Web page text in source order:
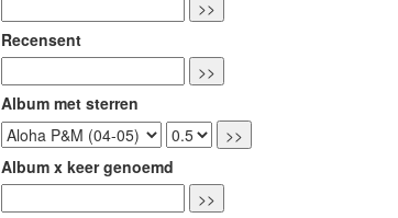
Recensent
Album met sterren
Album x keer genoemd